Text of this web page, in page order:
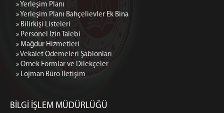
Mail Şifresi Alma
E-İmza Yeni Şifre Alma & Kilit Çözme
E-İmza Geçerlilik Süresi Kontrolü
E-İmza Şifresini Değiştirme
E-İmza Kayıp Çalıntı Süreci
E-İmza Başvuru Yapma
İLETİŞİM
» Yerleşim Planı
» Yerleşim Planı Bahçelievler Ek Bina
» Bilirkişi Listeleri
» Personel İzin Talebi
» Mağdur Hizmetleri
» Vekalet Ödemeleri Şablonları
» Örnek Formlar ve Dilekçeler
» Lojman Büro İletişim
BİLGİ İŞLEM MÜDÜRLÜĞÜ